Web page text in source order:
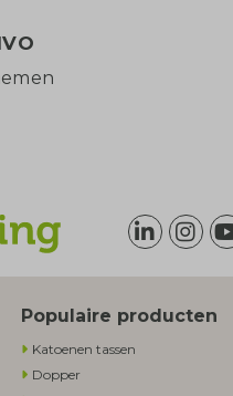
Populaire producten
Katoenen tassen
Dopper